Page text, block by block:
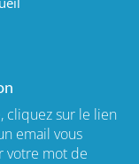
cliquez sur le lien
email vous
votre mot de